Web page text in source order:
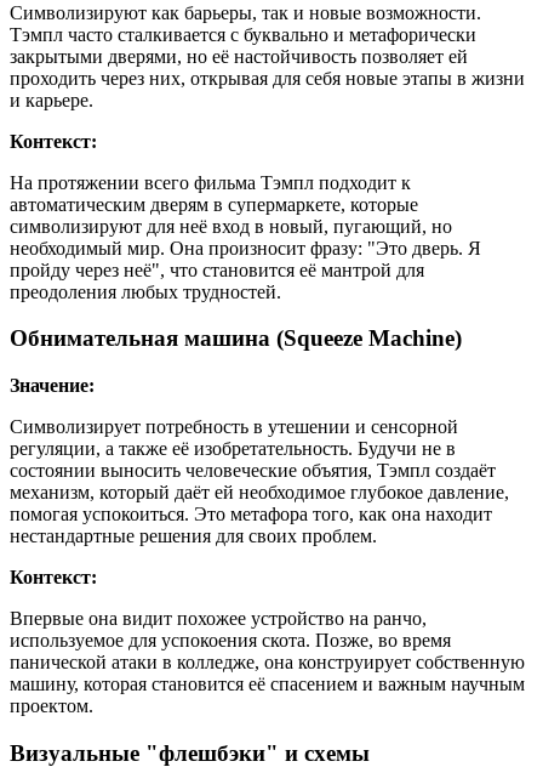
Символизируют как барьеры, так и новые возможности.
Тэмпл часто сталкивается с буквально и метафорически
закрытыми дверями, но её настойчивость позволяет ей
проходить через них, открывая для себя новые этапы в жизни
и карьере.
Контекст:
На протяжении всего фильма Тэмпл подходит к
автоматическим дверям в супермаркете, которые
символизируют для неё вход в новый, пугающий, но
необходимый мир. Она произносит фразу: "Это дверь. Я
пройду через неё", что становится её мантрой для
преодоления любых трудностей.
Обнимательная машина (Squeeze Machine)
Значение:
Символизирует потребность в утешении и сенсорной
регуляции, а также её изобретательность. Будучи не в
состоянии выносить человеческие объятия, Тэмпл создаёт
механизм, который даёт ей необходимое глубокое давление,
помогая успокоиться. Это метафора того, как она находит
нестандартные решения для своих проблем.
Контекст:
Впервые она видит похожее устройство на ранчо,
используемое для успокоения скота. Позже, во время
панической атаки в колледже, она конструирует собственную
машину, которая становится её спасением и важным научным
проектом.
Визуальные "флешбэки" и схемы